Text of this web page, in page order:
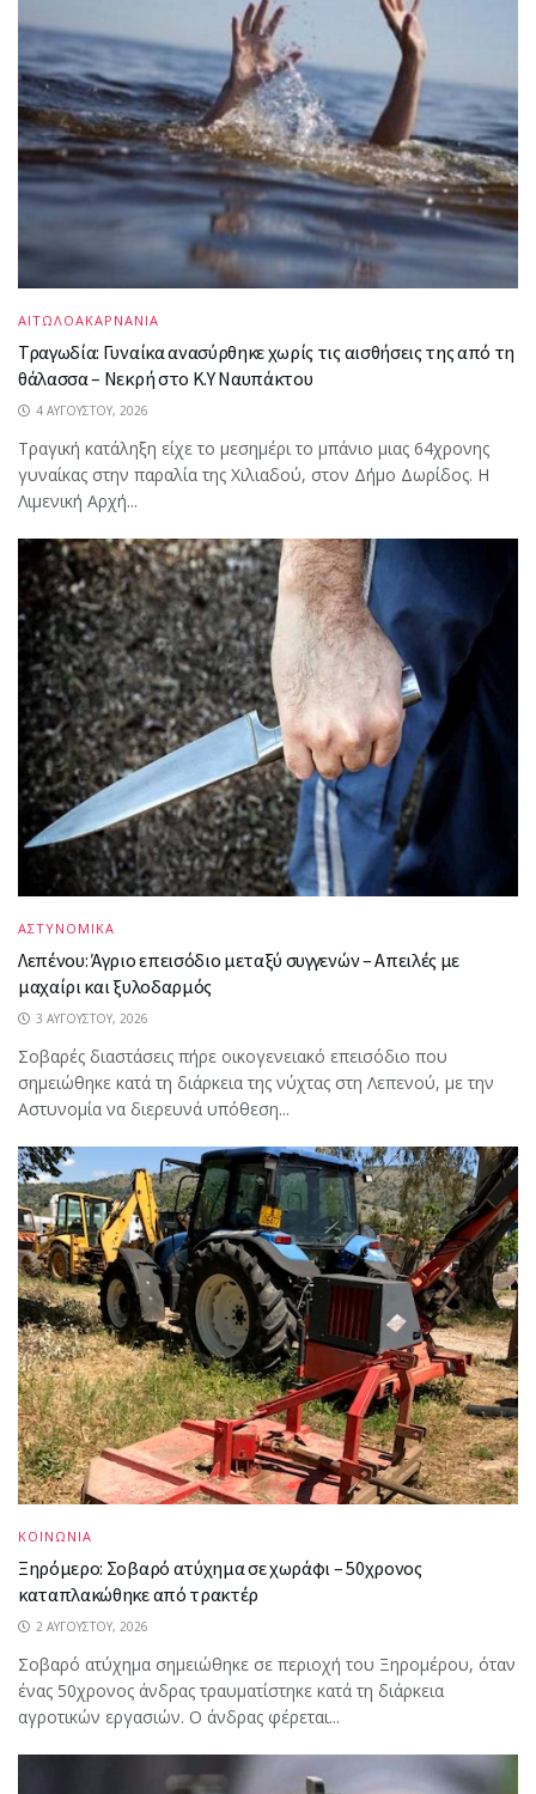
ΑΙΤΩΛΟΑΚΑΡΝΑΝΙΑ
Τραγωδία: Γυναίκα ανασύρθηκε χωρίς τις αισθήσεις της από τη
θάλασσα – Νεκρή στο Κ.Υ Ναυπάκτου
4 ΑΥΓΟΎΣΤΟΥ, 2026
Τραγική κατάληξη είχε το μεσημέρι το μπάνιο μιας 64χρονης
γυναίκας στην παραλία της Χιλιαδού, στον Δήμο Δωρίδος. Η
Λιμενική Αρχή...
ΑΣΤΥΝΟΜΙΚΑ
Λεπένου: Άγριο επεισόδιο μεταξύ συγγενών – Απειλές με
μαχαίρι και ξυλοδαρμός
3 ΑΥΓΟΎΣΤΟΥ, 2026
Σοβαρές διαστάσεις πήρε οικογενειακό επεισόδιο που
σημειώθηκε κατά τη διάρκεια της νύχτας στη Λεπενού, με την
Αστυνομία να διερευνά υπόθεση...
ΚΟΙΝΩΝΙΑ
Ξηρόμερο: Σοβαρό ατύχημα σε χωράφι – 50χρονος
καταπλακώθηκε από τρακτέρ
2 ΑΥΓΟΎΣΤΟΥ, 2026
Σοβαρό ατύχημα σημειώθηκε σε περιοχή του Ξηρομέρου, όταν
ένας 50χρονος άνδρας τραυματίστηκε κατά τη διάρκεια
αγροτικών εργασιών. Ο άνδρας φέρεται...